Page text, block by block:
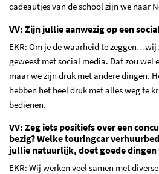
cadeautjes van de school zijn we naar
VV: Zijn jullie aanwezig op een
EKR: Om je de waarheid te
geweest met social media. Dat zou wel
maar we zijn druk met andere dingen.
hebben het heel druk met alles weg te
bedienen.
VV: Zeg iets positiefs over een
bezig? Welke touringcar
jullie natuurlijk, doet goede dingen
EKR: Wij werken veel samen met